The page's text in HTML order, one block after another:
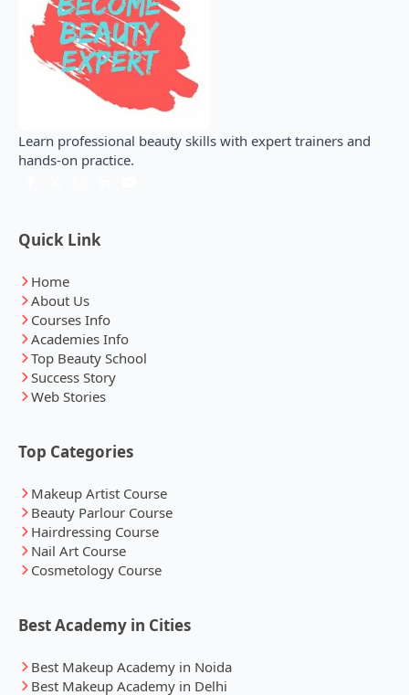
Learn professional beauty skills with expert trainers and
hands-on practice.
Quick Link
Home
About Us
Courses Info
Academies Info
Top Beauty School
Success Story
Web Stories
Top Categories
Makeup Artist Course
Beauty Parlour Course
Hairdressing Course
Nail Art Course
Cosmetology Course
Best Academy in Cities
Best Makeup Academy in Noida
Best Makeup Academy in Delhi